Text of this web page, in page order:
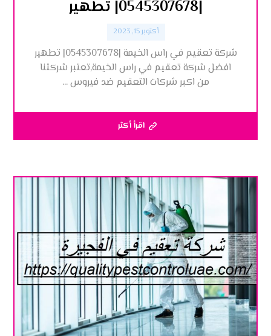
|0545307678| تطهير
أكتوبر 15, 2023
شركة تعقيم في راس الخيمة |0545307678| تطهير
افضل شركة تعقيم في راس الخيمة,تعتبر شركتنا
من اكبر شركات التعقيم ضد فيروس ...
اقرأ أكثر